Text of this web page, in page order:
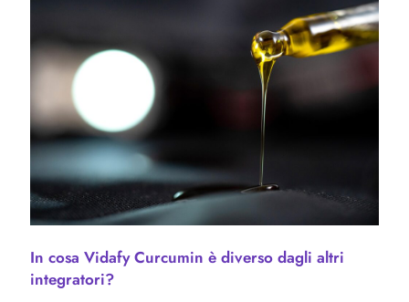
In cosa Vidafy Curcumin è diverso dagli altri
integratori?